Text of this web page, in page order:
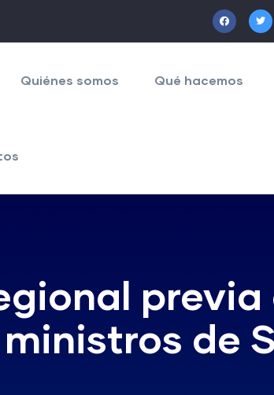
Quiénes somos Qué hacemos
previa
de